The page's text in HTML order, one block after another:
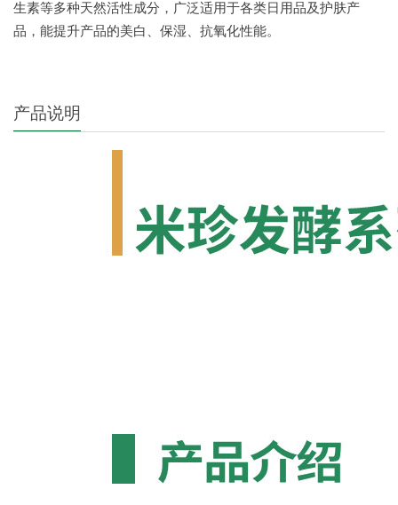
生素等多种天然活性成分，广泛适用于各类日用品及护肤产
品，能提升产品的美白、保湿、抗氧化性能。
产品说明